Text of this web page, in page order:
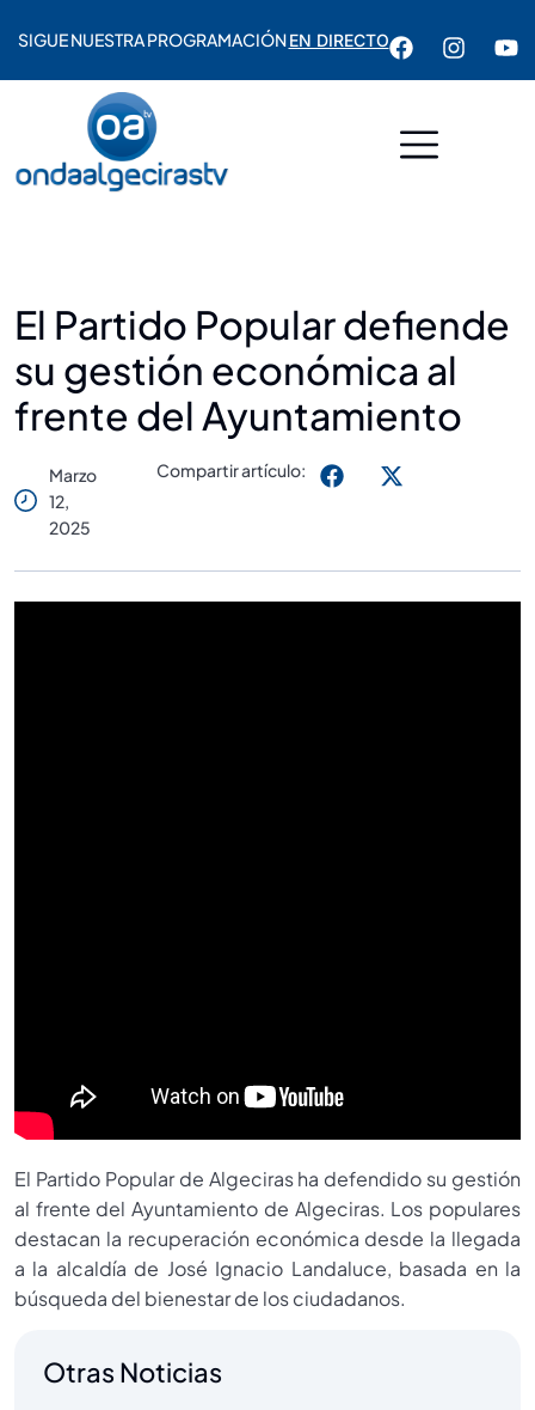
SIGUE NUESTRA PROGRAMACIÓNEN DIRECTO
El Partido Popular defiende
su gestión económica al
frente del Ayuntamiento
Marzo
12,
2025
Compartir artículo:
El Partido Popular de Algeciras ha defendido su gestión
al frente del Ayuntamiento de Algeciras. Los populares
destacan la recuperación económica desde la llegada
a la alcaldía de José Ignacio Landaluce, basada en la
búsqueda del bienestar de los ciudadanos.
Otras Noticias